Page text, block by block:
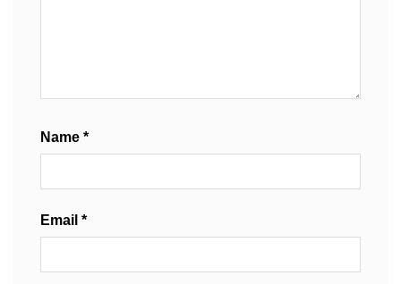
Name *
Email *